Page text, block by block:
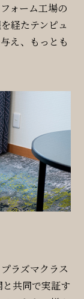
ォーム工場の
経たテンピュ
え、もっとも
ラズマクラス
共同で実証す